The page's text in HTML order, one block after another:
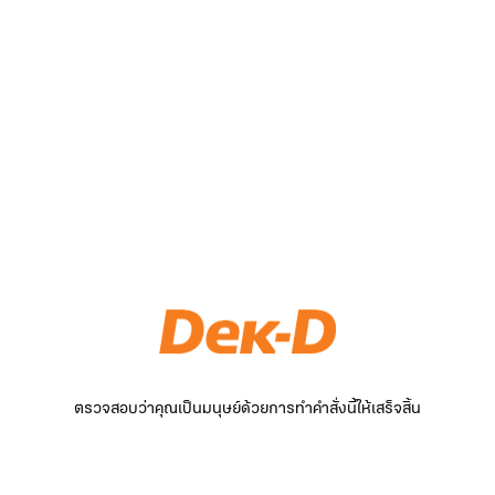
ตรวจสอบว่าคุณเป็นมนุษย์ด้วยการทำคำสั่งนี้ให้เสร็จสิ้น